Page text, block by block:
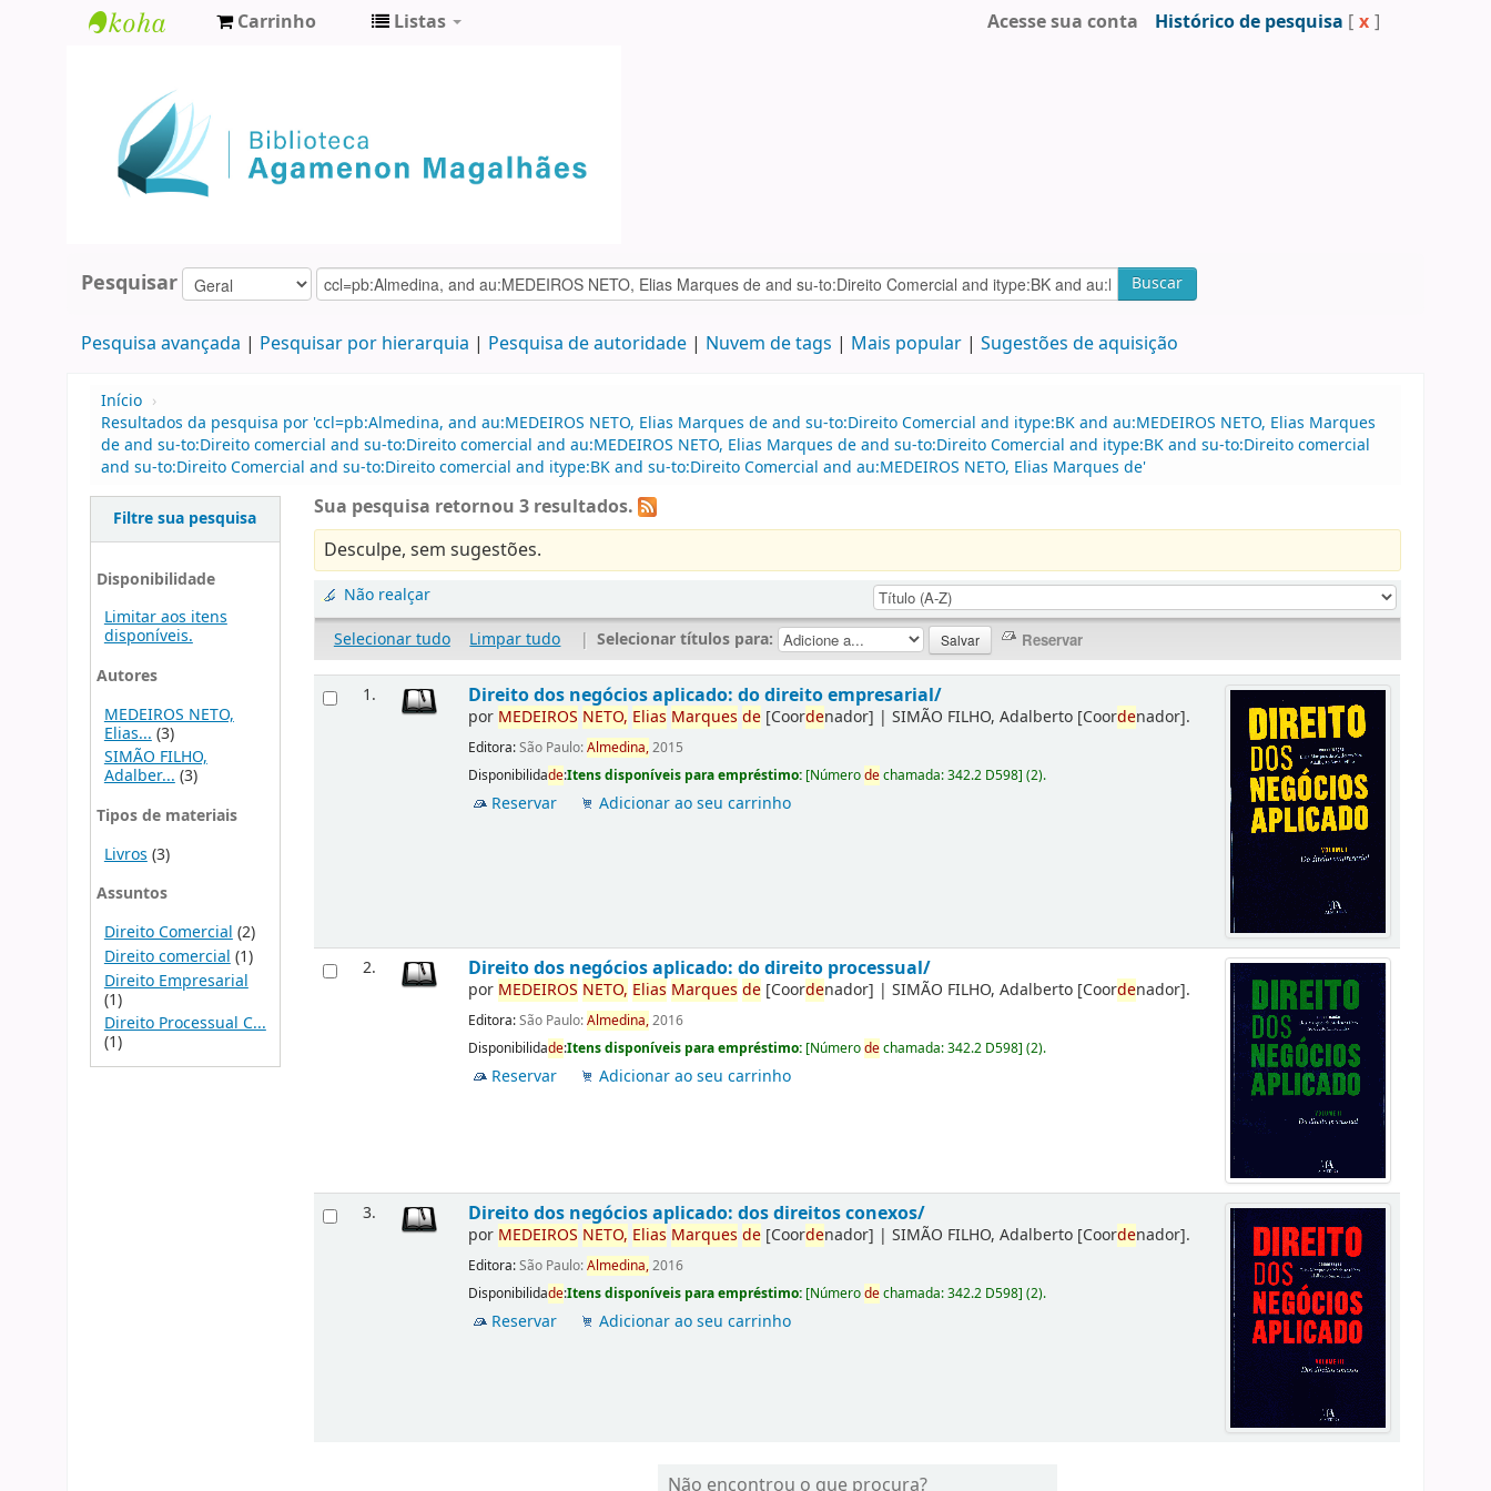
Agamenon
Magalhães
Carrinho Listas Acesse sua conta Histórico de pesquisa [ x ]
Pesquisar Buscar
Pesquisa avançada Pesquisar por hierarquia Pesquisa de autoridade Nuvem de tags Mais popular Sugestões de aquisição
Início ›
Resultados da pesquisa por 'ccl=pb:Almedina, and au:MEDEIROS NETO, Elias Marques de and su-to:Direito Comercial and itype:BK and au:MEDEIROS NETO, Elias Marques
de and su-to:Direito comercial and su-to:Direito comercial and au:MEDEIROS NETO, Elias Marques de and su-to:Direito Comercial and itype:BK and su-to:Direito comercial
and su-to:Direito Comercial and su-to:Direito comercial and itype:BK and su-to:Direito Comercial and au:MEDEIROS NETO, Elias Marques de'
Filtre sua pesquisa
Disponibilidade
Limitar aos itens
disponíveis.
Autores
MEDEIROS NETO,
Elias... (3)
SIMÃO FILHO,
Adalber...(3)
Tipos de materiais
Livros (3)
Assuntos
Direito Comercial (2)
Direito comercial (1)
Direito Empresarial
(1)
Direito Processual C...
(1)
Sua pesquisa retornou 3 resultados.
Desculpe, sem sugestões.
Não realçar
Selecionar tudo
Limpar tudo | Selecionar títulos para:
1. Direito dos negócios aplicado: do direito empresarial/
por MEDEIROS NETO, Elias Marques de [Coordenador] |SIMÃO FILHO, Adalberto [Coordenador].
Editora:São Paulo:Almedina,2015
Disponibilidade:Itens disponíveis para empréstimo: [Númerodechamada:342.2 D598](2).
Reservar Adicionar ao seu carrinho
2. Direito dos negócios aplicado: do direito processual/
por MEDEIROS NETO, Elias Marques de [Coordenador] |SIMÃO FILHO, Adalberto [Coordenador].
Editora:São Paulo:Almedina,2016
Disponibilidade:Itens disponíveis para empréstimo: [Númerodechamada:342.2 D598](2).
Reservar Adicionar ao seu carrinho
3. Direito dos negócios aplicado: dos direitos conexos/
por MEDEIROS NETO, Elias Marques de [Coordenador] |SIMÃO FILHO, Adalberto [Coordenador].
Editora:São Paulo:Almedina,2016
Disponibilidade:Itens disponíveis para empréstimo: [Númerodechamada:342.2 D598](2).
Reservar Adicionar ao seu carrinho